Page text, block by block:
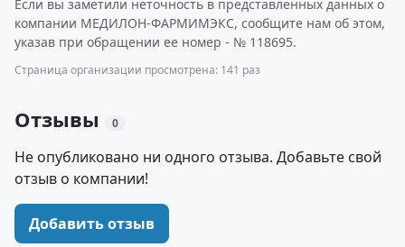
Если вы заметили неточность в представленных данных о
компании МЕДИЛОН-ФАРМИМЭКС, сообщите нам об этом,
указав при обращении ее номер - № 118695.
Страница организации просмотрена: 141 раз
Отзывы 0
Не опубликовано ни одного отзыва. Добавьте свой
отзыв о компании!
Добавить отзыв